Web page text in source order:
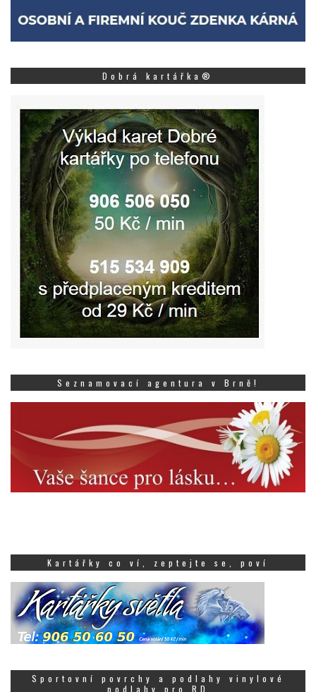
Dobrá kartářka®
Seznamovací agentura v Brně!
Kartářky co ví, zeptejte se, poví
Sportovní povrchy a podlahy vinylové
podlahy pro RD